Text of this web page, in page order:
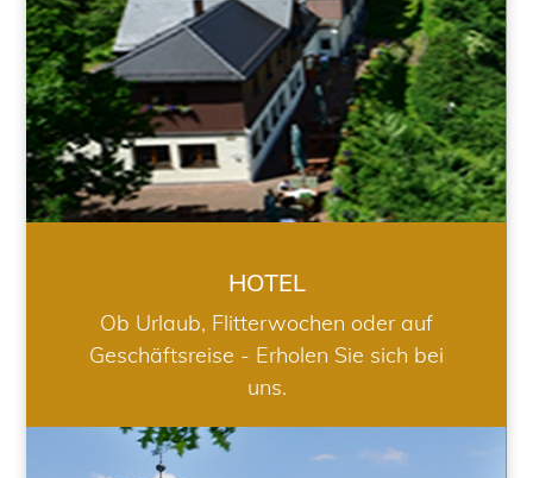
HOTEL
Ob Urlaub, Flitterwochen oder auf
Geschäftsreise - Erholen Sie sich bei
uns.